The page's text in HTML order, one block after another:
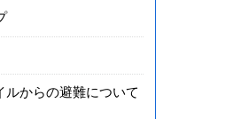
ルからの避難について